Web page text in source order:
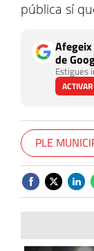
pública sí
Afegeix
de
Estigues
PLE